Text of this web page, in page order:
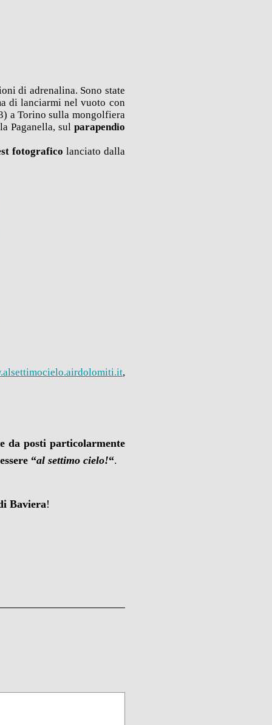
di adrenalina. Sono state
di lanciarmi nel vuoto con
a Torino sulla mongolfiera
Paganella, sul parapendio
fotografico lanciato dalla
,
da posti particolarmente
“al settimo cielo!“.
Baviera!